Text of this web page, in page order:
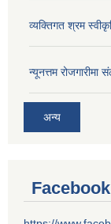
व्यक्तिगत श्रम
न्यूनत्तम रोजगारीमा
अन्य